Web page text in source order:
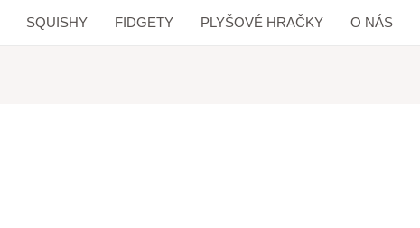
SQUISHY FIDGETY PLYŠOVÉ HRAČKY O NÁS